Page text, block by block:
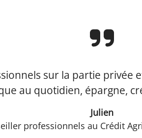
sur la partie privée
au quotidien, épargne,
Julien
professionnels au Crédit